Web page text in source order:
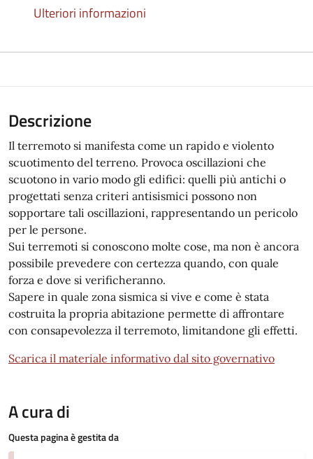
Ulteriori informazioni
Descrizione
Il terremoto si manifesta come un rapido e violento
scuotimento del terreno. Provoca oscillazioni che
scuotono in vario modo gli edifici: quelli più antichi o
progettati senza criteri antisismici possono non
sopportare tali oscillazioni, rappresentando un pericolo
per le persone.
Sui terremoti si conoscono molte cose, ma non è ancora
possibile prevedere con certezza quando, con quale
forza e dove si verificheranno.
Sapere in quale zona sismica si vive e come è stata
costruita la propria abitazione permette di affrontare
con consapevolezza il terremoto, limitandone gli effetti.
Scarica il materiale informativo dal sito governativo
A cura di
Questa pagina è gestita da